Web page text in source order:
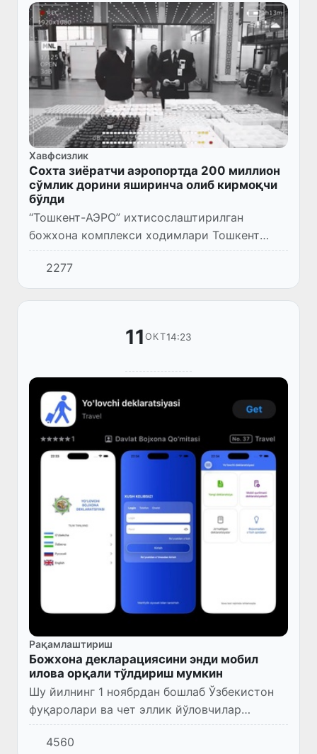
Хавфсизлик
Сохта зиёратчи аэропортда 200 миллион
сўмлик дорини яширинча олиб кирмоқчи
бўлди
“Тошкент-АЭРО” ихтисослаштирилган
божхона комплекси ходимлари Тошкент
халқаро аэропортида йирик миқдордаги
дори воситаларини яширинча олиб киришга
бўлган навбатдаги уринишни фош қи...
2277
11 ОКТ14:23
Рақамлаштириш
Божхона декларациясини энди мобил
илова орқали тўлдириш мумкин
Шу йилнинг 1 ноябрдан бошлаб Ўзбекистон
фуқаролари ва чет эллик йўловчилар
божхона декларациясини мобил илова
орқали онлайн тарзда тўлдириш
4560